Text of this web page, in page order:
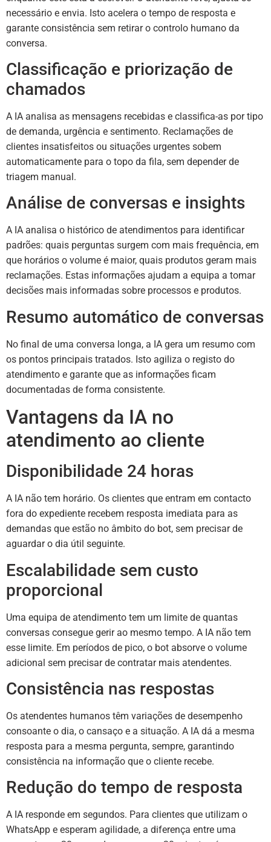
necessário e envia. Isto acelera o tempo de resposta e
garante consistência sem retirar o controlo humano da
conversa.
Classificação e priorização de
chamados
A IA analisa as mensagens recebidas e classifica-as por tipo
de demanda, urgência e sentimento. Reclamações de
clientes insatisfeitos ou situações urgentes sobem
automaticamente para o topo da fila, sem depender de
triagem manual.
Análise de conversas e insights
A IA analisa o histórico de atendimentos para identificar
padrões: quais perguntas surgem com mais frequência, em
que horários o volume é maior, quais produtos geram mais
reclamações. Estas informações ajudam a equipa a tomar
decisões mais informadas sobre processos e produtos.
Resumo automático de conversas
No final de uma conversa longa, a IA gera um resumo com
os pontos principais tratados. Isto agiliza o registo do
atendimento e garante que as informações ficam
documentadas de forma consistente.
Vantagens da IA no
atendimento ao cliente
Disponibilidade 24 horas
A IA não tem horário. Os clientes que entram em contacto
fora do expediente recebem resposta imediata para as
demandas que estão no âmbito do bot, sem precisar de
aguardar o dia útil seguinte.
Escalabilidade sem custo
proporcional
Uma equipa de atendimento tem um limite de quantas
conversas consegue gerir ao mesmo tempo. A IA não tem
esse limite. Em períodos de pico, o bot absorve o volume
adicional sem precisar de contratar mais atendentes.
Consistência nas respostas
Os atendentes humanos têm variações de desempenho
consoante o dia, o cansaço e a situação. A IA dá a mesma
resposta para a mesma pergunta, sempre, garantindo
consistência na informação que o cliente recebe.
Redução do tempo de resposta
A IA responde em segundos. Para clientes que utilizam o
WhatsApp e esperam agilidade, a diferença entre uma